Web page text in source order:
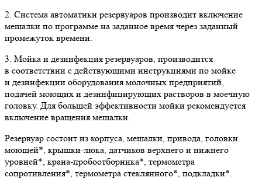
2. Система автоматики резервуаров производит включение
мешалки по программе на заданное время через заданный
промежуток времени.
3. Мойка и дезинфекция резервуаров, производится
в соответствии с действующими инструкциями по мойке
и дезинфекции оборудования молочных предприятий,
подачей моющих и дезинфицирующих растворов в моечную
головку. Для большей эффективности мойки рекомендуется
включение вращения мешалки.
Резервуар состоит из корпуса, мешалки, привода, головки
моющей*, крышки-люка, датчиков верхнего и нижнего
уровней*, крана-пробоотборника*, термометра
сопротивления*, термометра стеклянного*, подкладки*.